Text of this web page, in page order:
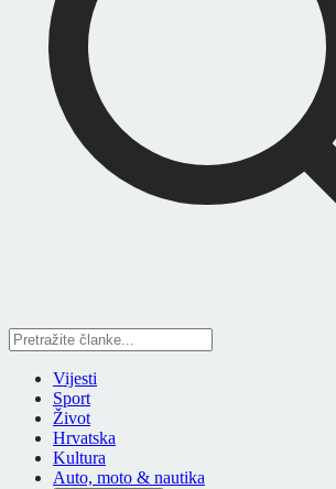
Vijesti
Sport
Život
Hrvatska
Kultura
Auto, moto & nautika